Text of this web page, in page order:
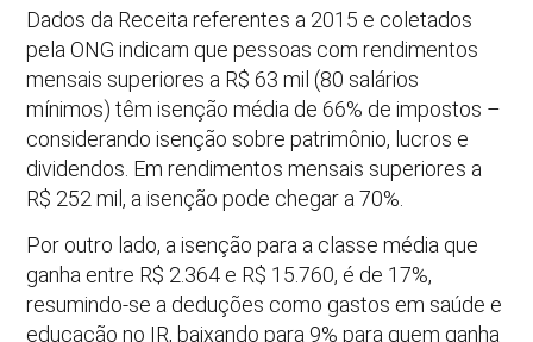
Dados da Receita referentes a 2015 e coletados
pela ONG indicam que pessoas com rendimentos
mensais superiores a R$ 63 mil (80 salários
mínimos) têm isenção média de 66% de impostos –
considerando isenção sobre patrimônio, lucros e
dividendos. Em rendimentos mensais superiores a
R$ 252 mil, a isenção pode chegar a 70%.
Por outro lado, a isenção para a classe média que
ganha entre R$ 2.364 e R$ 15.760, é de 17%,
resumindo-se a deduções como gastos em saúde e
educação no IR, baixando para 9% para quem ganha